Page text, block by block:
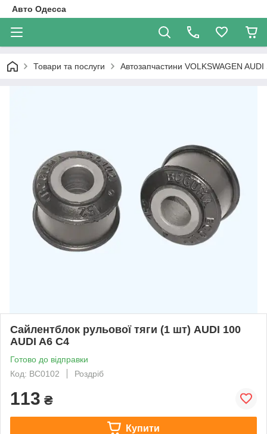
Авто Одесса
Товари та послуги Автозапчастини VOLKSWAGEN AUDI
Сайлентблок рульової тяги (1 шт) AUDI 100
AUDI A6 C4
Готово до відправки
Код: BC0102
Роздріб
113 ₴
Купити